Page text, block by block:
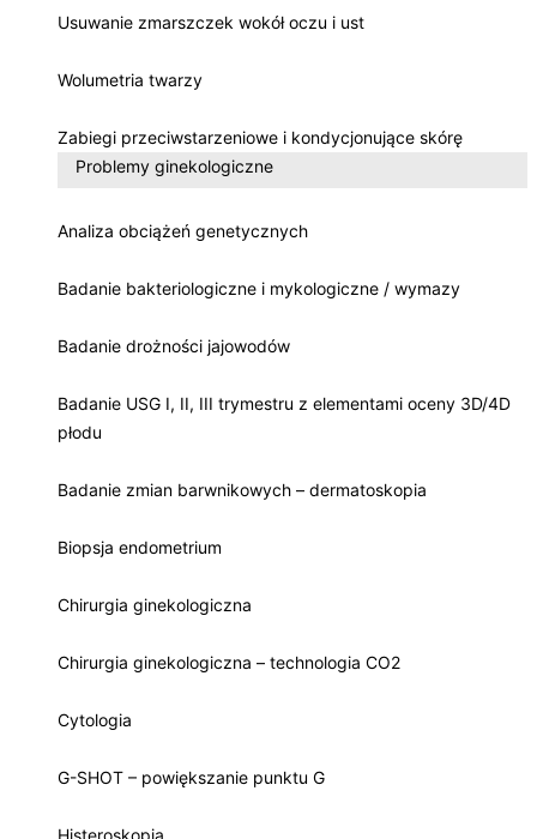
Usuwanie zmarszczek wokół oczu i ust
Wolumetria twarzy
Zabiegi przeciwstarzeniowe i kondycjonujące skórę
Problemy ginekologiczne
Analiza obciążeń genetycznych
Badanie bakteriologiczne i mykologiczne / wymazy
Badanie drożności jajowodów
Badanie USG I, II, III trymestru z elementami oceny 3D/4D
płodu
Badanie zmian barwnikowych – dermatoskopia
Biopsja endometrium
Chirurgia ginekologiczna
Chirurgia ginekologiczna – technologia CO2
Cytologia
G-SHOT – powiększanie punktu G
Histeroskopia